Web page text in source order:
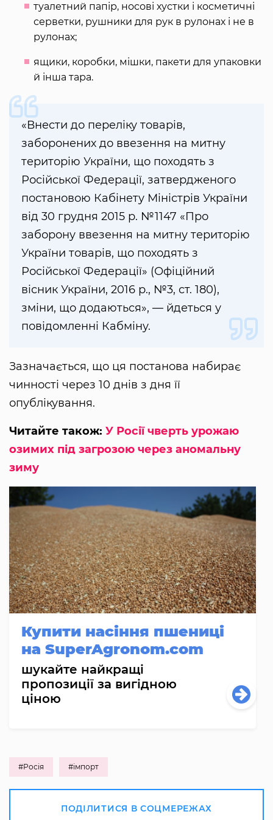
туалетний папір, носові хустки і косметичні
серветки, рушники для рук в рулонах і не в
рулонах;
ящики, коробки, мішки, пакети для упаковки
й інша тара.
«Внести до переліку товарів,
заборонених до ввезення на митну
територію України, що походять з
Російської Федерації, затвердженого
постановою Кабінету Міністрів України
від 30 грудня 2015 р. №1147 «Про
заборону ввезення на митну територію
України товарів, що походять з
Російської Федерації» (Офіційний
вісник України, 2016 р., №3, ст. 180),
зміни, що додаються», — йдеться у
повідомленні Кабміну.
Зазначається, що ця постанова набирає
чинності через 10 днів з дня її
опублікування.
Читайте також: У Росії чверть урожаю
озимих під загрозою через аномальну
зиму
Купити насіння пшениці
на SuperAgronom.com
шукайте найкращі
пропозиції за вигідною
ціною
#Росія #імпорт
ПОДІЛИТИСЯ В СОЦМЕРЕЖАХ